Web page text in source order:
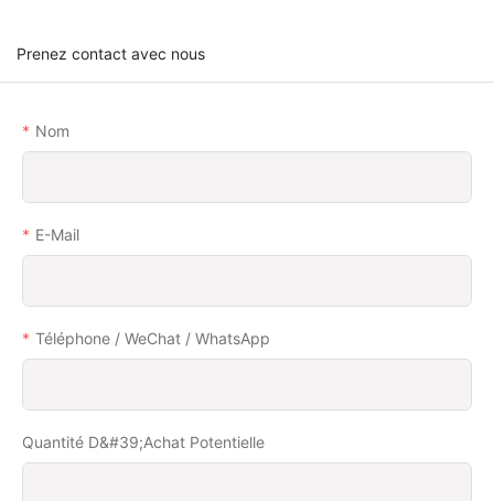
Prenez contact avec nous
Nom
E-Mail
Téléphone / WeChat / WhatsApp
Quantité D&#39;achat Potentielle